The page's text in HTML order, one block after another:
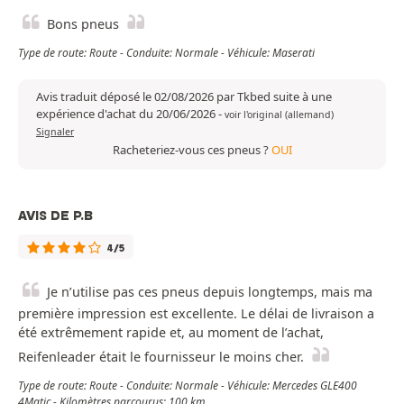
Bons pneus
Type de route: Route - Conduite: Normale - Véhicule: Maserati
Avis traduit déposé le 02/08/2026 par Tkbed suite à une
expérience d'achat du 20/06/2026- voir l'original (allemand)
Signaler
Racheteriez-vous ces pneus ?OUI
AVIS DE P.B
4/5
Je n’utilise pas ces pneus depuis longtemps, mais ma
première impression est excellente. Le délai de livraison a
été extrêmement rapide et, au moment de l’achat,
Reifenleader était le fournisseur le moins cher.
Type de route: Route - Conduite: Normale - Véhicule: Mercedes GLE400